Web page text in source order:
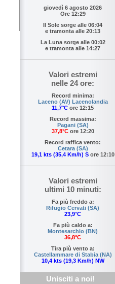
giovedì 6 agosto 2026
Ore 12:29
Il Sole sorge alle 06:04
e tramonta alle 20:13
La Luna sorge alle 00:02
e tramonta alle 14:27
Valori estremi
nelle 24 ore:
Record minima:
Laceno (AV) Lacenolandia
11,7°C ore 12:15
Record massima:
Pagani (SA)
37,8°Core 12:20
Record raffica vento:
Cetara (SA)
19,1 kts (35,4 Km/h) Sore 12:10
Valori estremi
ultimi 10 minuti:
Fa più freddo a:
Rifugio Cervati (SA)
23,9°C
Fa più caldo a:
Montesarchio (BN)
36,8°C
Tira più vento a:
Castellammare di Stabia (NA)
10,4 kts (19,3 Km/h) NW
Unisciti a noi!